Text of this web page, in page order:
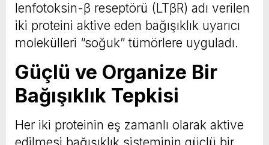
lenfotoksin-β reseptörü (LTβR) adı verilen
iki proteini aktive eden bağışıklık uyarıcı
molekülleri “soğuk” tümörlere uyguladı.
Güçlü ve Organize Bir
Bağışıklık Tepkisi
Her iki proteinin eş zamanlı olarak aktive